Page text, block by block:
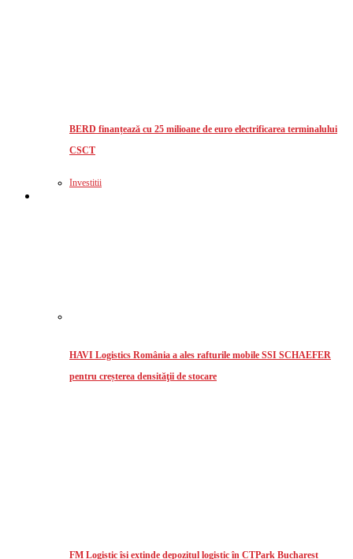
BERD finanțează cu 25 milioane de euro electrificarea terminalului
CSCT
Investitii
HAVI Logistics România a ales rafturile mobile SSI SCHAEFER
pentru creșterea densităţii de stocare
FM Logistic își extinde depozitul logistic în CTPark Bucharest